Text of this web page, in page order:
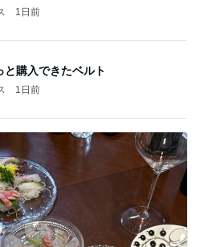
1日前
と購入できたベルト
1日前